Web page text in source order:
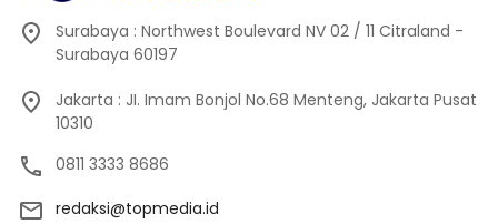
Surabaya : Northwest Boulevard NV 02 / 11 Citraland -
Surabaya 60197
Jakarta : JI. Imam Bonjol No.68 Menteng, Jakarta Pusat
10310
0811 3333 8686
redaksi@topmedia.id